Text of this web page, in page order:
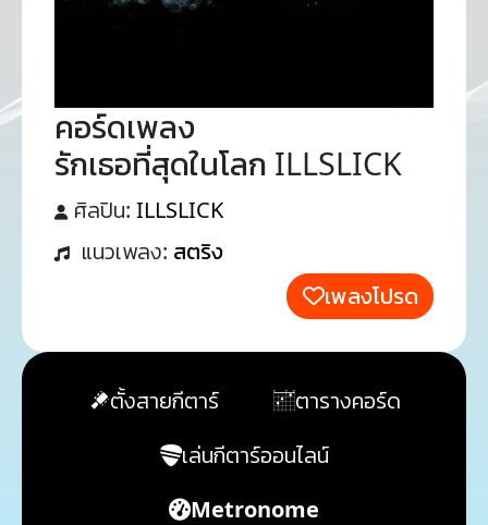
คอร์ดเพลง
รักเธอที่สุดในโลก ILLSLICK
ศิลปิน: ILLSLICK
แนวเพลง: สตริง
เพลงโปรด
ตั้งสายกีตาร์
ตารางคอร์ด
เล่นกีตาร์ออนไลน์
Metronome